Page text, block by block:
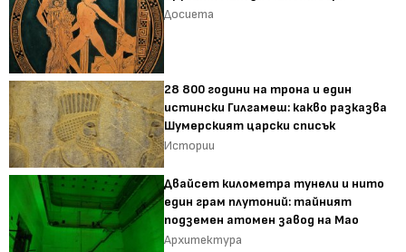
Досиета
28 800 години на трона и един
истински Гилгамеш: какво разказва
Шумерският царски списък
Истории
Двайсет километра тунели и нито
един грам плутоний: тайният
подземен атомен завод на Мао
Архитектура